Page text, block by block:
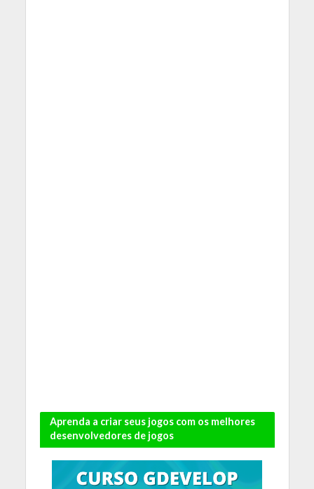
Aprenda a criar seus jogos com os melhores
desenvolvedores de jogos